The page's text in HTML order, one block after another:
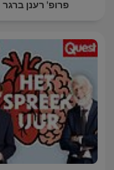
פרופ' רענן ברגר